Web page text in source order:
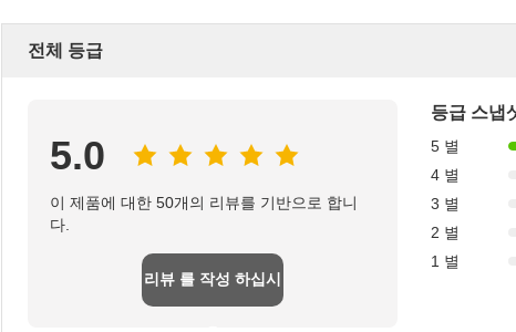
전체 등급
5.0
이 제품에 대한 50개의 리뷰를 기반으로 합니
다.
리뷰 를 작성 하십시
등급 스냅
5 별
4 별
3 별
2 별
1 별